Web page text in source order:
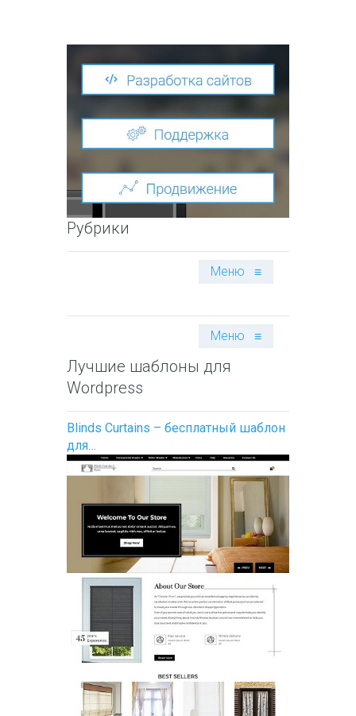
Рубрики
Меню ≡
Меню ≡
Лучшие шаблоны для
Wordpress
Blinds Curtains – бесплатный шаблон
для…